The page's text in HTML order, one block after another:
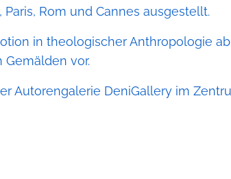
Rom und Cannes ausgestellt.
in theologischer Anthropologie
vor.
Autorengalerie DeniGallery im